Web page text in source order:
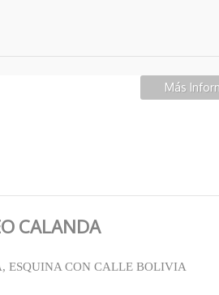
Más
CALANDA
ESQUINA CON CALLE BOLIVIA